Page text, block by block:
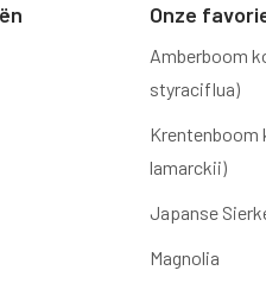
Onze
Amberboom
styraciflua)
Krentenboom
lamarckii)
Japanse
Magnolia